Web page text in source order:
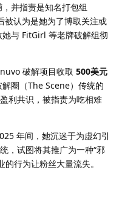
并指责是知名打包组
被认为是她为了博取关注或
与 FitGirl 等老牌破解组彻
破解项目收取 500美元
圈（The Scene）传统的
利共识，被指责为吃相难
年间，她沉迷于为虚幻引
，试图将其推广为一种“邪
行为让粉丝大量流失。